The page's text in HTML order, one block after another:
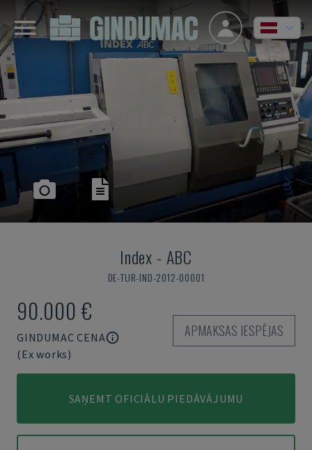
Index - ABC
DE-TUR-IND-2012-00001
90.000 €
GINDUMAC CENA
(Ex works)
APMAKSAS IESPĒJAS
SAŅEMT OFICIĀLU PIEDĀVĀJUMU